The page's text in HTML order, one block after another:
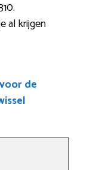
al krijgen
de